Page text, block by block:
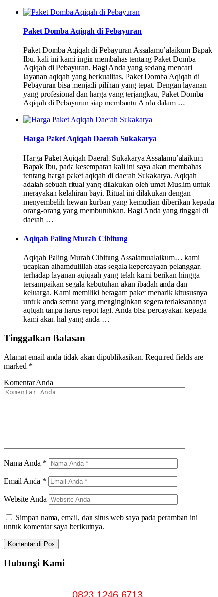
Paket Domba Aqiqah di Pebayuran
Paket Domba Aqiqah di Pebayuran Assalamu’alaikum Bapak
Ibu, kali ini kami ingin membahas tentang Paket Domba
Aqiqah di Pebayuran. Bagi Anda yang sedang mencari
layanan aqiqah yang berkualitas, Paket Domba Aqiqah di
Pebayuran bisa menjadi pilihan yang tepat. Dengan layanan
yang profesional dan harga yang terjangkau, Paket Domba
Aqiqah di Pebayuran siap membantu Anda dalam …
Harga Paket Aqiqah Daerah Sukakarya
Harga Paket Aqiqah Daerah Sukakarya Assalamu’alaikum
Bapak Ibu, pada kesempatan kali ini saya akan membahas
tentang harga paket aqiqah di daerah Sukakarya. Aqiqah
adalah sebuah ritual yang dilakukan oleh umat Muslim untuk
merayakan kelahiran bayi. Ritual ini dilakukan dengan
menyembelih hewan kurban yang kemudian diberikan kepada
orang-orang yang membutuhkan. Bagi Anda yang tinggal di
daerah …
Aqiqah Paling Murah Cibitung
Aqiqah Paling Murah Cibitung Assalamualaikum… kami
ucapkan alhamdulillah atas segala kepercayaan pelanggan
terhadap layanan aqiqaah yang telah kami berikan hingga
tersampaikan segala kebutuhan akan ibadah anda dan
keluarga. Kami memiliki beragam paket menarik khususnya
untuk anda semua yang menginginkan segera terlaksananya
aqiqah tanpa harus repot lagi. Anda bisa percayakan kepada
kami akan hal yang anda …
Tinggalkan Balasan
Alamat email anda tidak akan dipublikasikan. Required fields are
marked *
Komentar Anda
Nama Anda *
Email Anda *
Website Anda
Simpan nama, email, dan situs web saya pada peramban ini
untuk komentar saya berikutnya.
Hubungi Kami
0823 1246 6713